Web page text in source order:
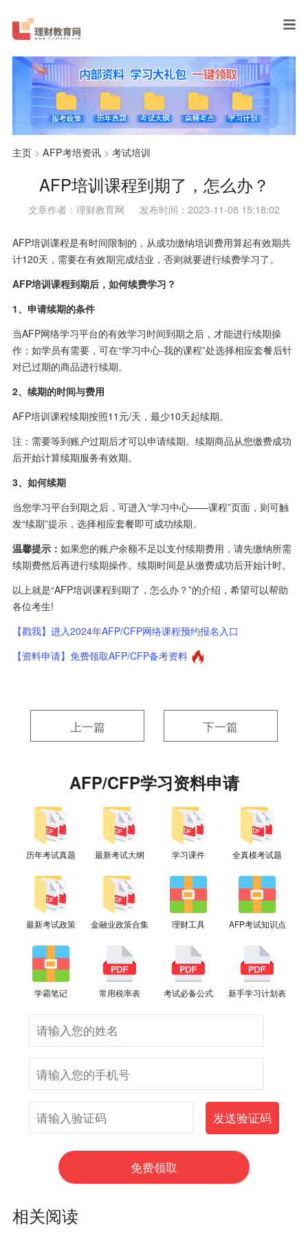
主页> AFP考培资讯> 考试培训
AFP培训课程到期了，怎么办？
文章作者：理财教育网 发布时间：2023-11-08 15:18:02
AFP培训课程是有时间限制的，从成功缴纳培训费用算起有效期共
计120天，需要在有效期完成结业，否则就要进行续费学习了。
AFP培训课程到期后，如何续费学习？
1、申请续期的条件
当AFP网络学习平台的有效学习时间到期之后，才能进行续期操
作；如学员有需要，可在“学习中心-我的课程”处选择相应套餐后针
对已过期的商品进行续期。
2、续期的时间与费用
AFP培训课程续期按照11元/天，最少10天起续期。
注：需要等到账户过期后才可以申请续期。续期商品从您缴费成功
后开始计算续期服务有效期。
3、如何续期
当您学习平台到期之后，可进入“学习中心——课程”页面，则可触
发“续期”提示，选择相应套餐即可成功续期。
温馨提示： 如果您的账户余额不足以支付续期费用，请先缴纳所需
续期费然后再进行续期操作。续期时间是从缴费成功后开始计时。
以上就是“AFP培训课程到期了，怎么办？”的介绍，希望可以帮助
各位考生!
【戳我】进入2024年AFP/CFP网络课程预约报名入口
【资料申请】免费领取AFP/CFP备考资料
上一篇 下一篇
AFP/CFP学习资料申请
历年考试真题 最新考试大纲 学习课件 全真模考试题
最新考试政策 金融业政策合集 理财工具 AFP考试知识点
学霸笔记 常用税率表 考试必备公式 新手学习计划表
相关阅读